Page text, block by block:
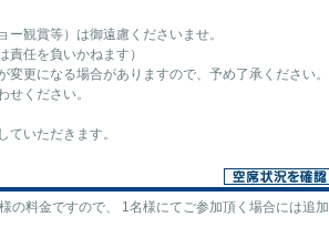
観賞等）は御遠慮くださいませ。
責任を負いかねます）
更になる場合がありますので、予め了承ください。
せください。
いただきます。
料金ですので、 1名様にてご参加頂く場合には追加